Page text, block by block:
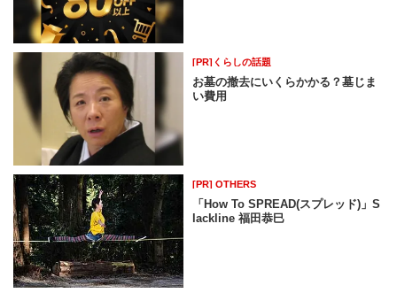
[PR]くらしの話題
お墓の撤去にいくらかかる？墓じま
い費用
[PR] OTHERS
「How To SPREAD(スプレッド)」S
lackline 福田恭巳